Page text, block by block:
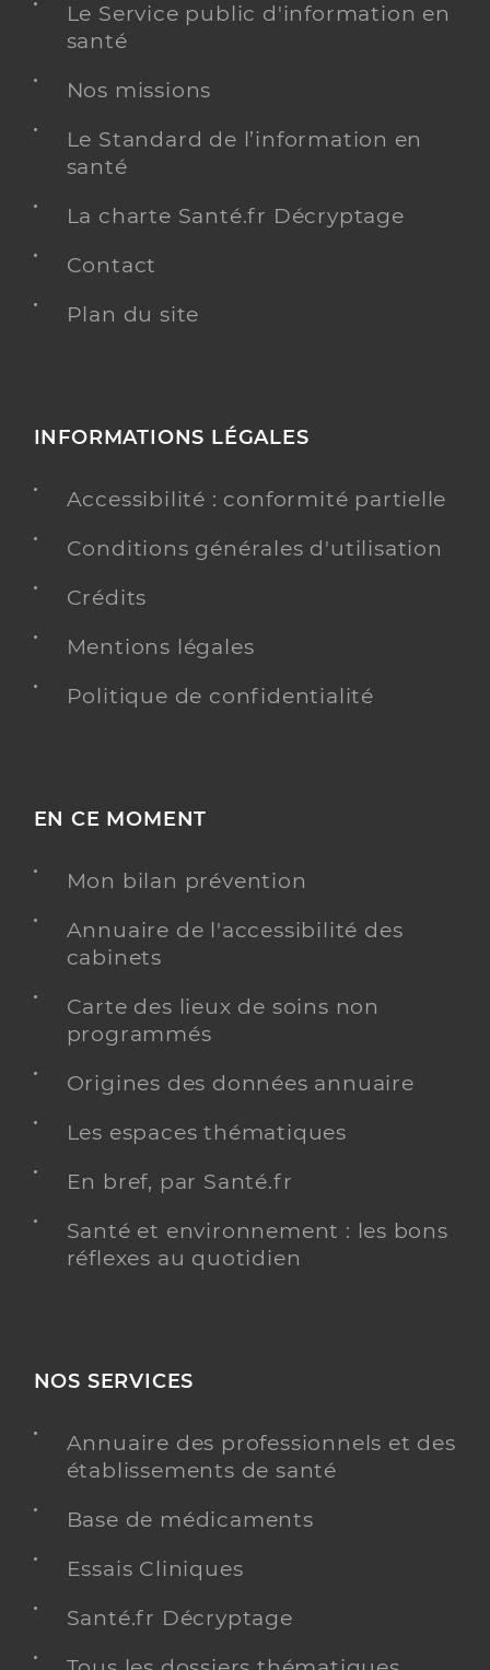
Le Service public d'information en
santé
Nos missions
Le Standard de l’information en
santé
La charte Santé.fr Décryptage
Contact
Plan du site
INFORMATIONS LÉGALES
Accessibilité : conformité partielle
Conditions générales d'utilisation
Crédits
Mentions légales
Politique de confidentialité
EN CE MOMENT
Mon bilan prévention
Annuaire de l'accessibilité des
cabinets
Carte des lieux de soins non
programmés
Origines des données annuaire
Les espaces thématiques
En bref, par Santé.fr
Santé et environnement : les bons
réflexes au quotidien
NOS SERVICES
Annuaire des professionnels et des
établissements de santé
Base de médicaments
Essais Cliniques
Santé.fr Décryptage